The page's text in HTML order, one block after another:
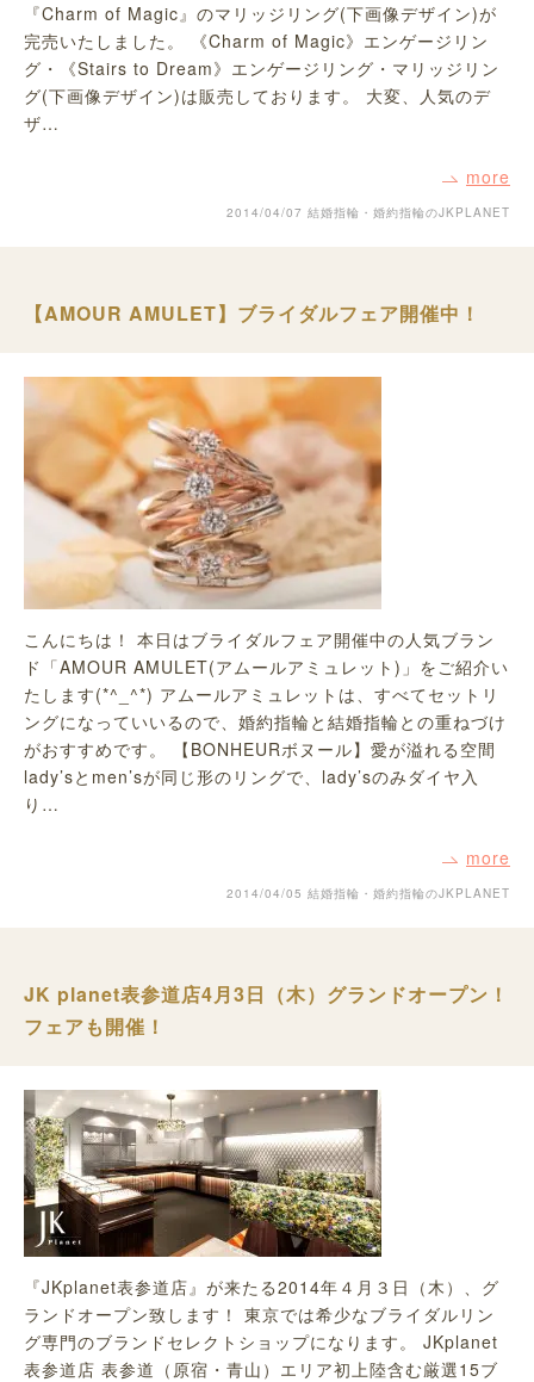
『Charm of Magic』のマリッジリング(下画像デザイン)が
完売いたしました。 《Charm of Magic》エンゲージリン
グ・《Stairs to Dream》エンゲージリング・マリッジリン
グ(下画像デザイン)は販売しております。 大変、人気のデ
ザ…
more
2014/04/07 結婚指輪・婚約指輪のJKPLANET
【AMOUR AMULET】ブライダルフェア開催中！
こんにちは！ 本日はブライダルフェア開催中の人気ブラン
ド「AMOUR AMULET(アムールアミュレット)」をご紹介い
たします(*^_^*) アムールアミュレットは、すべてセットリ
ングになっていいるので、婚約指輪と結婚指輪との重ねづけ
がおすすめです。 【BONHEURボヌール】愛が溢れる空間
lady’sとmen’sが同じ形のリングで、lady’sのみダイヤ入
り…
more
2014/04/05 結婚指輪・婚約指輪のJKPLANET
JK planet表参道店4月3日（木）グランドオープン！
フェアも開催！
『JKplanet表参道店』が来たる2014年４月３日（木）、グ
ランドオープン致します！ 東京では希少なブライダルリン
グ専門のブランドセレクトショップになります。 JKplanet
表参道店 表参道（原宿・青山）エリア初上陸含む厳選15ブ